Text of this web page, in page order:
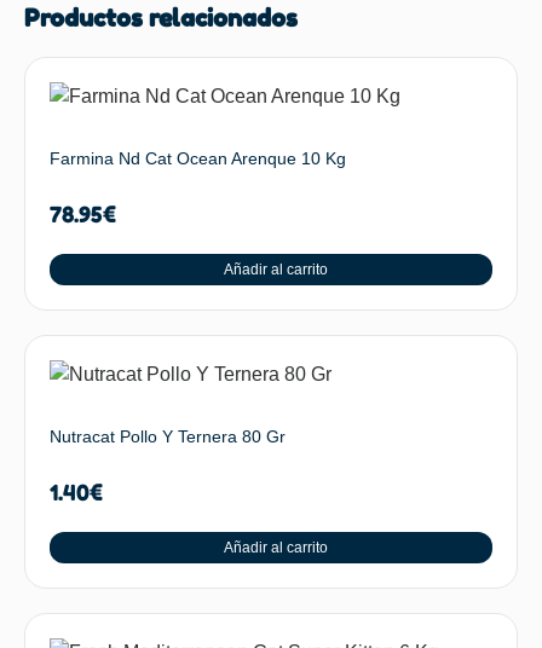
Productos relacionados
Farmina Nd Cat Ocean Arenque 10 Kg
78.95€
Añadir al carrito
Nutracat Pollo Y Ternera 80 Gr
1.40€
Añadir al carrito